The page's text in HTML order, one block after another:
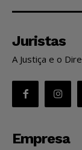
Juristas
A Justiça e o
Empresa